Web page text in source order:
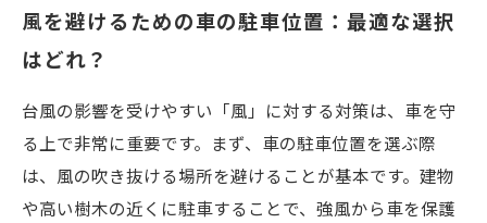
風を避けるための車の駐車位置：最適な選択
はどれ？
台風の影響を受けやすい「風」に対する対策は、車を守
る上で非常に重要です。まず、車の駐車位置を選ぶ際
は、風の吹き抜ける場所を避けることが基本です。建物
や高い樹木の近くに駐車することで、強風から車を保護